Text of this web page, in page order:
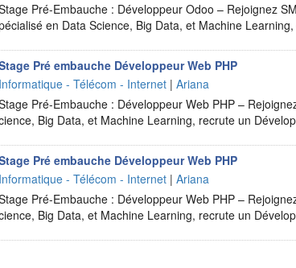
Pré-Embauche : Développeur Odoo – Rejoignez
en Data Science, Big Data, et Machine
Pré embauche Développeur Web PHP
Informatique - Télécom - Internet | Ariana
Pré-Embauche : Développeur Web PHP –
Big Data, et Machine Learning, recrute un
Pré embauche Développeur Web PHP
Informatique - Télécom - Internet | Ariana
Pré-Embauche : Développeur Web PHP –
Big Data, et Machine Learning, recrute un